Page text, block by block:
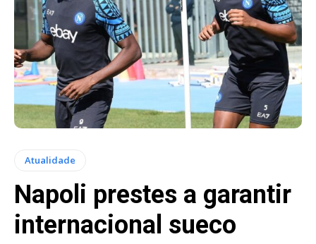
Atualidade
Napoli prestes a garantir
internacional sueco